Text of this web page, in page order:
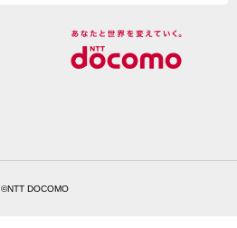
©NTT DOCOMO